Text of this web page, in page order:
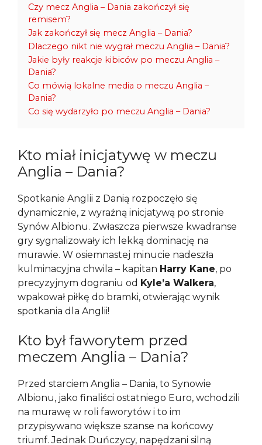
Czy mecz Anglia – Dania zakończył się
remisem?
Jak zakończył się mecz Anglia – Dania?
Dlaczego nikt nie wygrał meczu Anglia – Dania?
Jakie były reakcje kibiców po meczu Anglia –
Dania?
Co mówią lokalne media o meczu Anglia –
Dania?
Co się wydarzyło po meczu Anglia – Dania?
Kto miał inicjatywę w meczu
Anglia – Dania?
Spotkanie Anglii z Danią rozpoczęło się
dynamicznie, z wyraźną inicjatywą po stronie
Synów Albionu. Zwłaszcza pierwsze kwadranse
gry sygnalizowały ich lekką dominację na
murawie. W osiemnastej minucie nadeszła
kulminacyjna chwila – kapitan Harry Kane, po
precyzyjnym dograniu od Kyle’a Walkera,
wpakował piłkę do bramki, otwierając wynik
spotkania dla Anglii!
Kto był faworytem przed
meczem Anglia – Dania?
Przed starciem Anglia – Dania, to Synowie
Albionu, jako finaliści ostatniego Euro, wchodzili
na murawę w roli faworytów i to im
przypisywano większe szanse na końcowy
triumf. Jednak Duńczycy, napędzani silną